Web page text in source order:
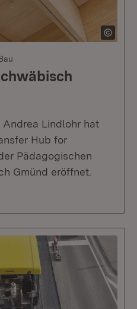
Lindlohr hat
Hub for
Pädagogischen
Gmünd eröffnet.